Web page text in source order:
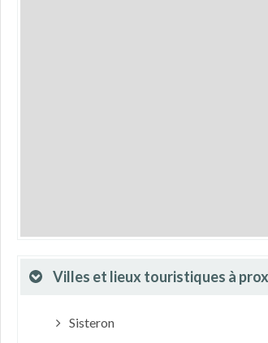
Villes et lieux touristiques à
Sisteron